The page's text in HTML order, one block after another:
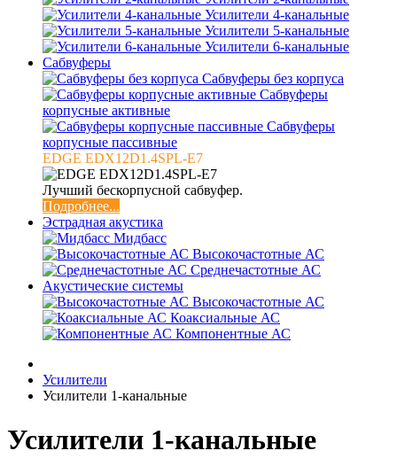
Усилители 4-канальные
Усилители 5-канальные
Усилители 6-канальные
Сабвуферы
Сабвуферы без корпуса
Сабвуферы
корпусные активные
Сабвуферы
корпусные пассивные
EDGE EDX12D1.4SPL-E7
Лучший бескорпусной сабвуфер.
Подробнее...
Эстрадная акустика
Мидбасс
Высокочастотные АС
Среднечастотные АС
Акустические системы
Высокочастотные АС
Коаксиальные АС
Компонентные АС
Усилители
Усилители 1-канальные
Усилители 1-канальные